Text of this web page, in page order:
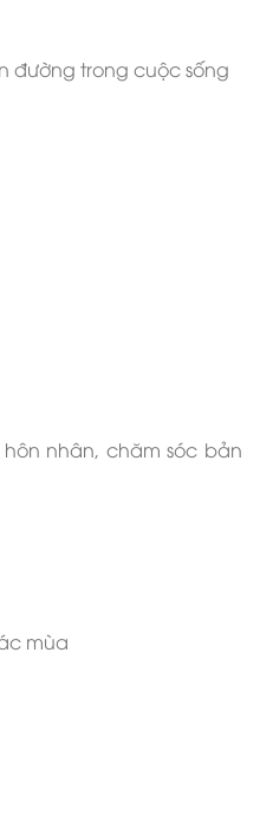
đường trong cuộc sống
nhân, chăm sóc bản
mùa